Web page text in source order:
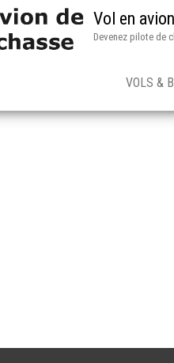
Vol en
Devenez pilote de
VOLS &